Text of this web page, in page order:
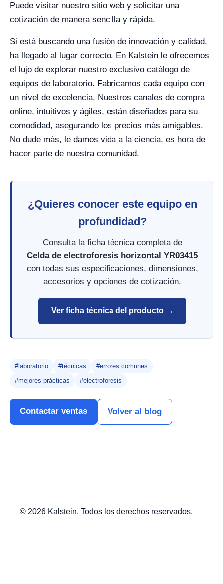
Puede visitar nuestro sitio web y solicitar una
cotización de manera sencilla y rápida.
Si está buscando una fusión de innovación y calidad,
ha llegado al lugar correcto. En Kalstein le ofrecemos
el lujo de explorar nuestro exclusivo catálogo de
equipos de laboratorio. Fabricamos cada equipo con
un nivel de excelencia. Nuestros canales de compra
online, intuitivos y ágiles, están diseñados para su
comodidad, asegurando los precios más amigables.
No dude más, le damos vida a la ciencia, es hora de
hacer parte de nuestra comunidad.
¿Quieres conocer este equipo en
profundidad?
Consulta la ficha técnica completa de
Celda de electroforesis horizontal YR03415
con todas sus especificaciones, dimensiones,
accesorios y opciones de cotización.
Ver ficha técnica del producto →
#laboratorio #técnicas
#errores comunes
#mejores prácticas
#electroforesis
Contactar ventas Volver al blog
© 2026 Kalstein. Todos los derechos reservados.